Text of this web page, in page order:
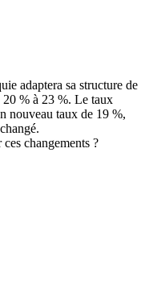
adaptera sa structure de
% à 23 %. Le taux
nouveau taux de 19 %,
changements ?